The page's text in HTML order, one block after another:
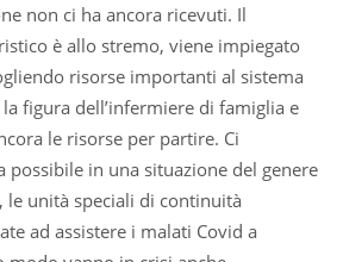
non ci ha ancora ricevuti. Il
è allo stremo, viene impiegato
risorse importanti al sistema
figura dell’infermiere di famiglia e
le risorse per partire. Ci
possibile in una situazione del genere
le unità speciali di continuità
ad assistere i malati Covid a